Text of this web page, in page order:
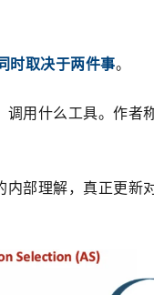
时取决于两件事。
调用什么工具。作者
部理解，真正更新